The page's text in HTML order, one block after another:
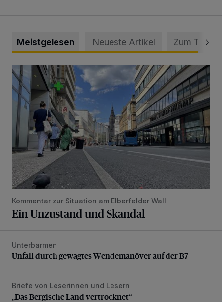
Meistgelesen Neueste Artikel Zum Thema
Ein Unzustand und Skandal
Kommentar zur Situation am Elberfelder Wall
Ein Unzustand und Skandal
Unfall durch gewagtes Wendemanöver auf der B7
Unterbarmen
Unfall durch gewagtes Wendemanöver auf der B7
„Das Bergische Land vertrocknet“
Briefe von Leserinnen und Lesern
„Das Bergische Land vertrocknet“